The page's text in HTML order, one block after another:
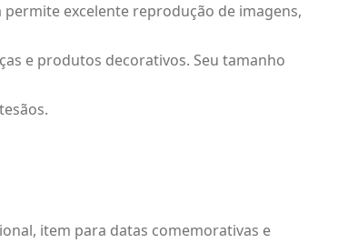
excelente reprodução de imagens,
e produtos decorativos. Seu tamanho
item para datas comemorativas e